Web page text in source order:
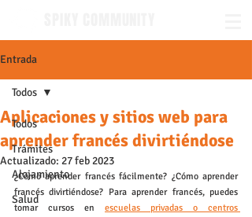
Entrada
Todos
Trámites
Alojamiento
Salud
Todos
Aplicaciones y sitios web para
aprender francés divirtiéndose
Actualizado: 27 feb 2023
¿Cómo aprender francés fácilmente? ¿Cómo aprender
francés divirtiéndose? Para aprender francés, puedes
tomar cursos en escuelas privadas o centros